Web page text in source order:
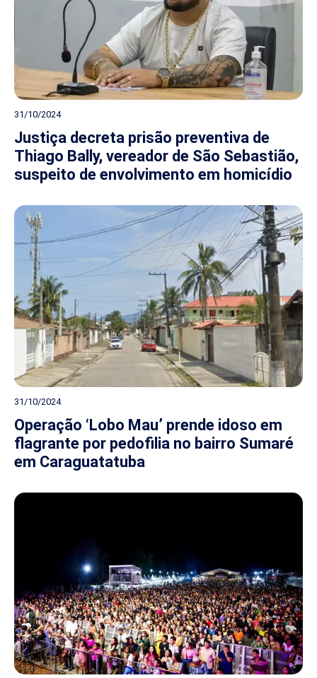
31/10/2024
Justiça decreta prisão preventiva de
Thiago Bally, vereador de São Sebastião,
suspeito de envolvimento em homicídio
31/10/2024
Operação ‘Lobo Mau’ prende idoso em
flagrante por pedofilia no bairro Sumaré
em Caraguatatuba